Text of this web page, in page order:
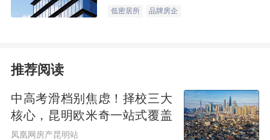
低密居所 品牌房企
推荐阅读
中高考滑档别焦虑！择校三大
核心，昆明欧米奇一站式覆盖
凤凰网房产昆明站